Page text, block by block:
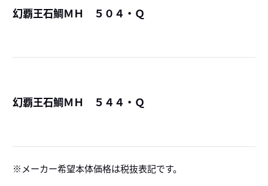
幻覇王石鯛ＭＨ ５０４・Ｑ
幻覇王石鯛ＭＨ ５４４・Ｑ
メーカー希望本体価格は税抜表記です。